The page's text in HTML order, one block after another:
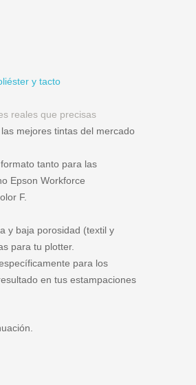
y tacto
reales que precisas
mejores tintas del mercado
tanto para las
Epson Workforce
F.
y baja porosidad (textil y
para tu plotter.
para los
en tus estampaciones